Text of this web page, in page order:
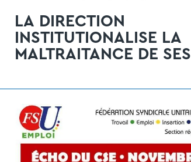
LA DIRECTION
INSTITUTIONALISE LA
MALTRAITANCE DE SES